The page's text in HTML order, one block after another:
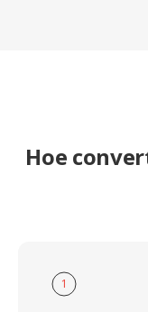
Hoe
1